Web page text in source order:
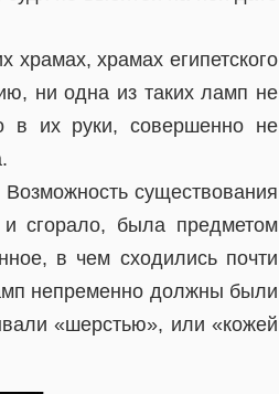
храмах египетского
ни одна из таких ламп не
в их руки, совершенно не
существования
и сгорало, была предметом
в чем сходились почти
непременно должны были
«шерстью», или «кожей